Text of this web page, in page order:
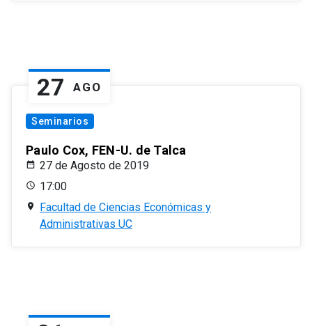
27 AGO
Seminarios
Paulo Cox, FEN-U. de Talca
27 de Agosto de 2019
17:00
Facultad de Ciencias Económicas y
Administrativas UC